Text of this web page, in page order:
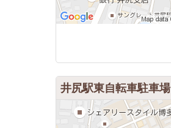
井尻駅東自転車駐車場